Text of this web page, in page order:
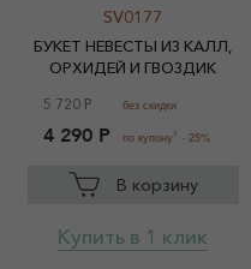
SV0177
БУКЕТ НЕВЕСТЫ ИЗ КАЛЛ,
ОРХИДЕЙ И ГВОЗДИК
5 720 Р без скидки
4 290 Р по купону 1 - 25%
В корзину
Купить в 1 клик